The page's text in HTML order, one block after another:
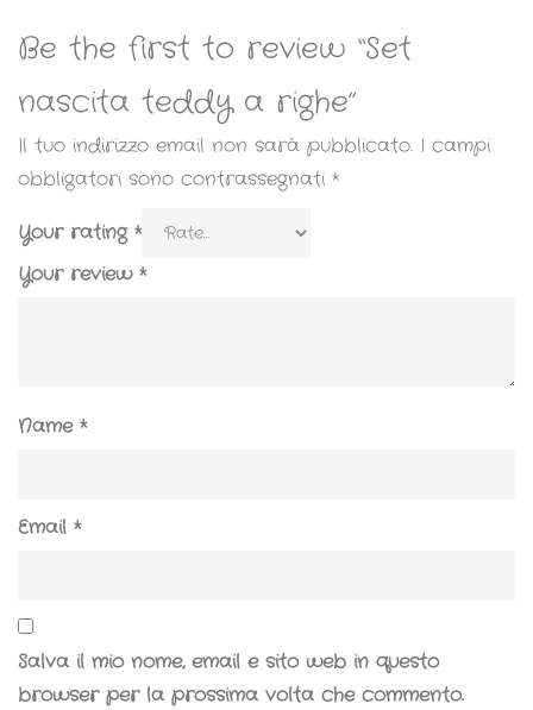
Be the first to review “Set
nascita teddy a righe”
Il tuo indirizzo email non sarà pubblicato. I campi
obbligatori sono contrassegnati *
Your rating *
Your review *
Name *
Email *
Salva il mio nome, email e sito web in questo
browser per la prossima volta che commento.